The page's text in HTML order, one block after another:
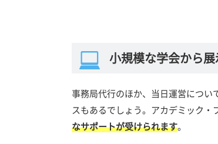
小規模な学会から
事務局代行のほか、当日運営につい
スもあるでしょう。アカデミック・
なサポートが受けられます。